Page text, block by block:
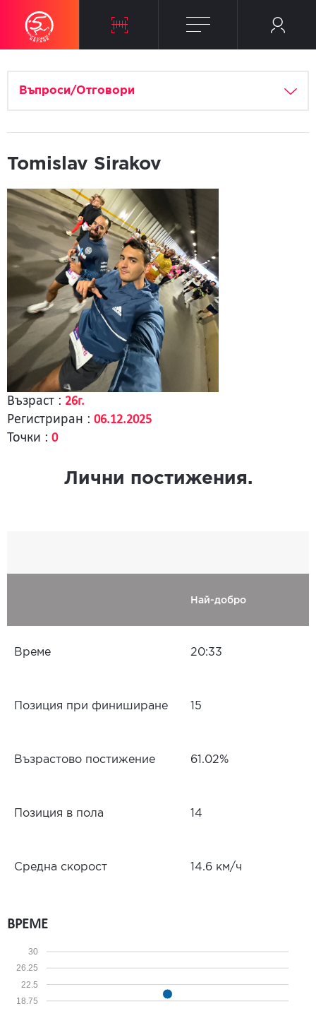
Въпроси/Отговори
Tomislav Sirakov
Възраст : 26г.
Регистриран : 06.12.2025
Точки : 0
Лични постижения.
Най-добро
Време 20:33
Позиция при финиширане 15
Възрастово постижение 61.02%
Позиция в пола 14
Средна скорост 14.6 км/ч
ВРЕМЕ
18.75
22.5
26.25
30